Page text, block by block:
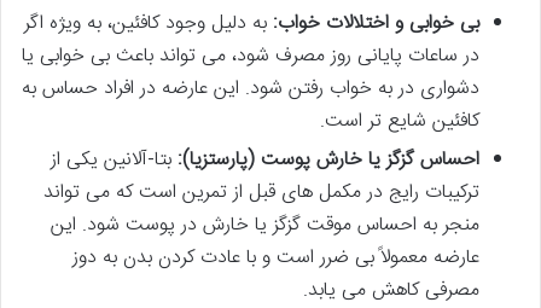
بی خوابی و اختلالات خواب: به دلیل وجود کافئین، به ویژه اگر
در ساعات پایانی روز مصرف شود، می تواند باعث بی خوابی یا
دشواری در به خواب رفتن شود. این عارضه در افراد حساس به
کافئین شایع تر است.
احساس گزگز یا خارش پوست (پارستزیا): بتا-آلانین یکی از
ترکیبات رایج در مکمل های قبل از تمرین است که می تواند
منجر به احساس موقت گزگز یا خارش در پوست شود. این
عارضه معمولاً بی ضرر است و با عادت کردن بدن به دوز
مصرفی کاهش می یابد.